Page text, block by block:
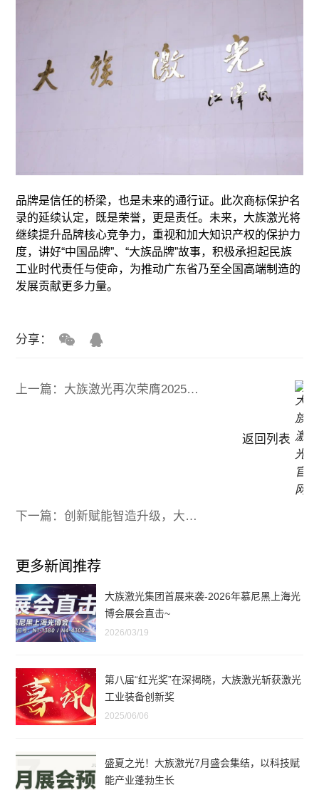
品牌是信任的桥梁，也是未来的通行证。此次商标保护名
录的延续认定，既是荣誉，更是责任。未来，大族激光将
继续提升品牌核心竞争力，重视和加大知识产权的保护力
度，讲好“中国品牌”、“大族品牌”故事，积极承担起民族
工业时代责任与使命，为推动广东省乃至全国高端制造的
发展贡献更多力量。
分享：
上一篇：大族激光再次荣膺2025激光加工行业-荣格技术创新奖
返回列表
下一篇：创新赋能智造升级，大族激光闪耀亮相2025 LWoP
更多新闻推荐
大族激光集团首展来袭-2026年慕尼黑上海光
博会展会直击~
2026/03/19
第八届“红光奖”在深揭晓，大族激光斩获激光
工业装备创新奖
2025/06/06
盛夏之光！大族激光7月盛会集结，以科技赋
能产业蓬勃生长